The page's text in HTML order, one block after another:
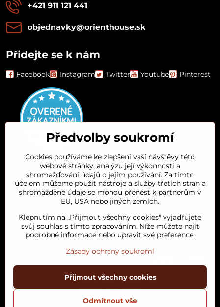
+421 911 121 441
objednavky​@orienthouse​.sk
Přidejte se k nám
Facebook Instagram Twitter Youtube Pinterest
Orient House
Arganový olej
Oblíbené kategorie
©2026Copyright
Předvolby soukromíZásady ochrany soukromí
Předvolby soukromí
Cookies používáme ke zlepšení vaší návštěvy této
webové stránky, analýzu její výkonnosti a
shromažďování údajů o jejím používání. Za tímto
účelem můžeme použít nástroje a služby třetích stran a
shromážděné údaje se mohou přenést k partnerům v
EU, USA nebo jiných zemích.
Klepnutím na „Přijmout všechny cookies" vyjadřujete
svůj souhlas s tímto zpracováním. Níže můžete najít
podrobné informace nebo upravit své preference.
Zásady ochrany soukromí
Přijmout všechny cookies
Odmítnout vše